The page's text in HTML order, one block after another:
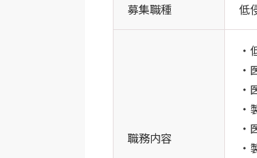
募集職種 低
職務内容
・
・
・
・
・
・